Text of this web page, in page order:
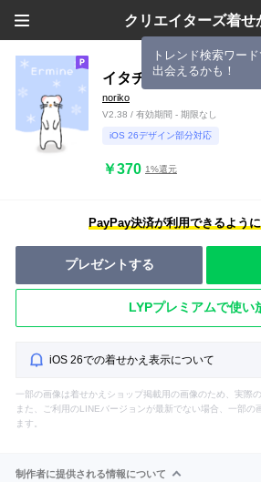
クリエイターズ着せ
トレンド検索ワー
出会えるかも！
イタチ科オコジョ
noriko
V2.38 / 有効期間 - 期限なし
iOS 26デザイン部分対応
￥370 1%還元
PayPay決済が利用できるよう
プレゼントする
LYPプレミアムで使い
iOS 26での着せかえ表示について
一部の画像は着せかえショップ掲載用の画像のため、実際
また、ご利用のLINEバージョンが最新でない場合、一部の
ます。
制作者に提供される情報について